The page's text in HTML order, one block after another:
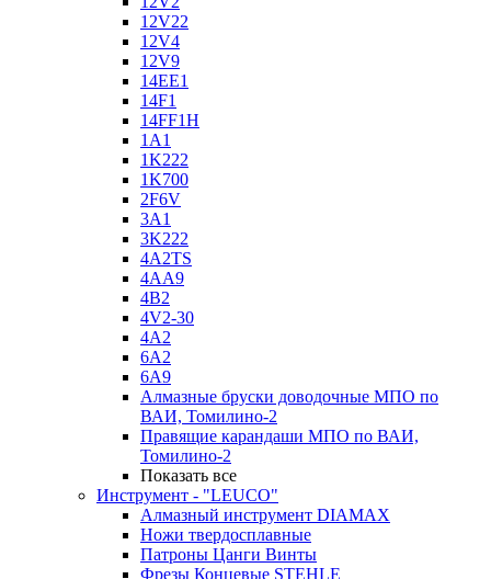
12V22
12V4
12V9
14EE1
14F1
14FF1H
1A1
1K222
1K700
2F6V
3A1
3K222
4A2TS
4AA9
4B2
4V2-30
4А2
6A2
6A9
Алмазные бруски доводочные МПО по
ВАИ, Томилино-2
Правящие карандаши МПО по ВАИ,
Томилино-2
Показать все
Инструмент - "LEUCO"
Алмазный инструмент DIAMAX
Ножи твердосплавные
Патроны Цанги Винты
Фрезы Концевые STEHLE